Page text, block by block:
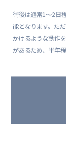
術後は通常1〜2日
能となります。た
かけるような動作
があるため、半年